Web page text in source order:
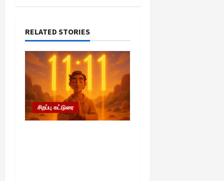
i
g
a
t
i
RELATED STORIES
சிறப்பு கட்டுரை